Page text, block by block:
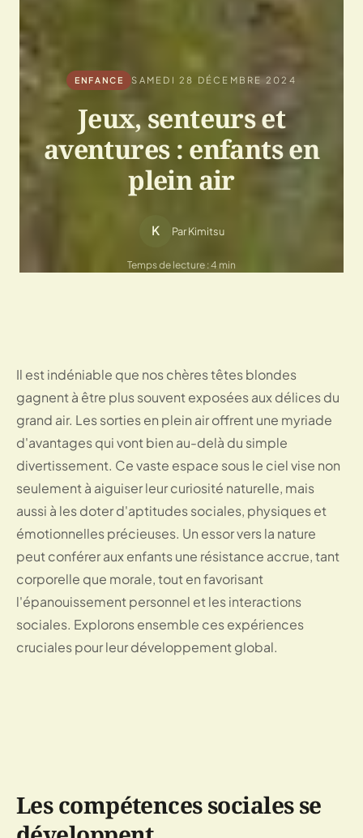
ENFANCE SAMEDI 28 DÉCEMBRE 2024
Jeux, senteurs et
aventures : enfants en
plein air
K Par Kimitsu
Temps de lecture : 4 min
Il est indéniable que nos chères têtes blondes
gagnent à être plus souvent exposées aux délices du
grand air. Les sorties en plein air offrent une myriade
d'avantages qui vont bien au-delà du simple
divertissement. Ce vaste espace sous le ciel vise non
seulement à aiguiser leur curiosité naturelle, mais
aussi à les doter d'aptitudes sociales, physiques et
émotionnelles précieuses. Un essor vers la nature
peut conférer aux enfants une résistance accrue, tant
corporelle que morale, tout en favorisant
l'épanouissement personnel et les interactions
sociales. Explorons ensemble ces expériences
cruciales pour leur développement global.
Les compétences sociales se